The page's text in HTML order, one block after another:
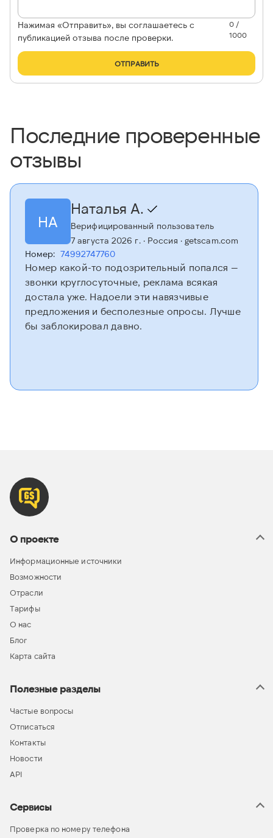
Нажимая «Отправить», вы соглашаетесь с
публикацией отзыва после проверки.
0 /
1000
ОТПРАВИТЬ
Последние проверенные
отзывы
НА
Наталья А.
Верифицированный пользователь
7 августа 2026 г.· Россия · getscam.com
Номер: 74992747760
Номер какой-то подозрительный попался —
звонки круглосуточные, реклама всякая
достала уже. Надоели эти навязчивые
предложения и бесполезные опросы. Лучше
бы заблокировал давно.
О проекте
Информационные источники
Возможности
Отрасли
Тарифы
О нас
Блог
Карта сайта
Полезные разделы
Частые вопросы
Отписаться
Контакты
Новости
API
Сервисы
Проверка по номеру телефона